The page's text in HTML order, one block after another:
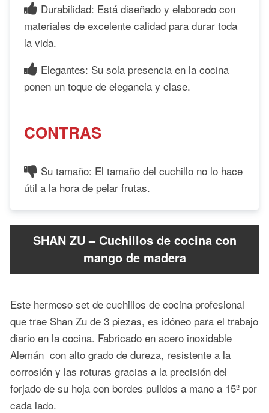
Durabilidad: Está diseñado y elaborado con
materiales de excelente calidad para durar toda
la vida.
Elegantes: Su sola presencia en la cocina
ponen un toque de elegancia y clase.
CONTRAS
Su tamaño: El tamaño del cuchillo no lo hace
útil a la hora de pelar frutas.
SHAN ZU – Cuchillos de cocina con
mango de madera
Este hermoso set de cuchillos de cocina profesional
que trae Shan Zu de 3 piezas, es idóneo para el trabajo
diario en la cocina. Fabricado en acero inoxidable
Alemán con alto grado de dureza, resistente a la
corrosión y las roturas gracias a la precisión del
forjado de su hoja con bordes pulidos a mano a 15º por
cada lado.